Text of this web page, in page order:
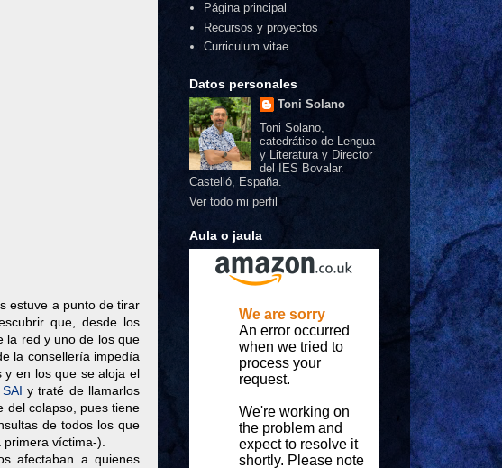
estuve a punto de tirar
que, desde los
la red y uno de los que
la consellería impedía
y en los que se aloja el
SAI y traté de llamarlos
del colapso, pues tiene
de todos los que
víctima-).
afectaban a quienes
Página principal
Recursos y proyectos
Curriculum vitae
Datos personales
Toni Solano
Toni Solano,
catedrático de Lengua
y Literatura y Director
del IES Bovalar.
Castelló, España.
Ver todo mi perfil
Aula o jaula